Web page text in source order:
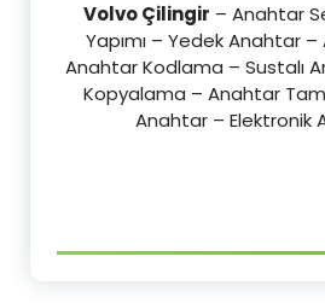
Volvo Çilingir – Anahtar
Yapımı – Yedek Anahtar
Anahtar Kodlama – Sustalı
Kopyalama – Anahtar
Anahtar – Elektronik